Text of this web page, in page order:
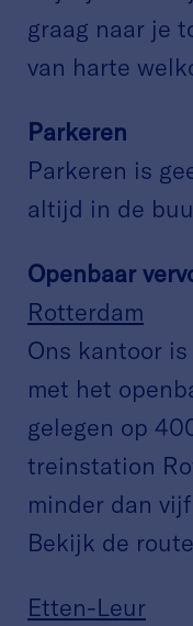
graag naar je
van harte
Parkeren
Parkeren is
altijd in de
Openbaar
Rotterdam
Ons kantoor
met het
gelegen op
treinstation
minder dan
Bekijk de route
Etten-Leur